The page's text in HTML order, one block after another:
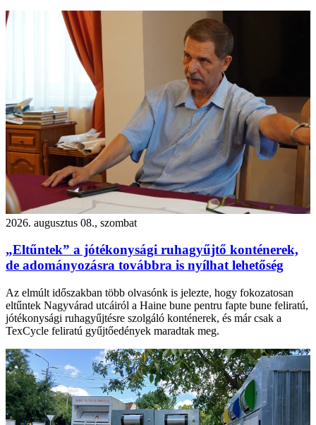
2026. augusztus 08., szombat
„Eltűntek” a jótékonysági ruhagyűjtő konténerek,
de adományozásra továbbra is nyílhat lehetőség
Az elmúlt időszakban több olvasónk is jelezte, hogy fokozatosan
eltűntek Nagyvárad utcáiról a Haine bune pentru fapte bune feliratú,
jótékonysági ruhagyűjtésre szolgáló konténerek, és már csak a
TexCycle feliratú gyűjtőedények maradtak meg.